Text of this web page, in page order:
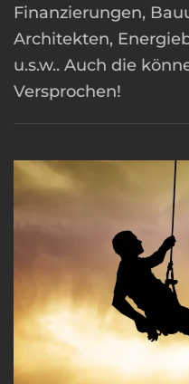
Finanzierungen,
Architekten,
u.s.w.. Auch die
Versprochen!